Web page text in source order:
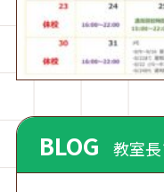
BLOG 教室